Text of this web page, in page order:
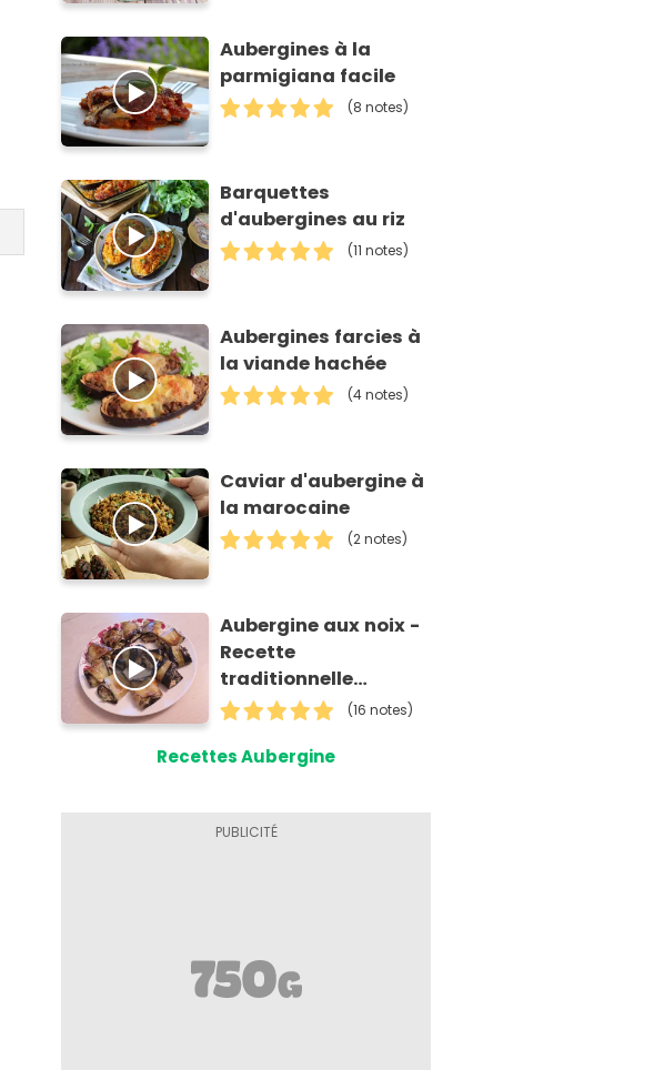
Aubergines à la
parmigiana facile
(8 notes)
Barquettes
d'aubergines au riz
(11 notes)
Aubergines farcies à
la viande hachée
(4 notes)
Caviar d'aubergine à
la marocaine
(2 notes)
Aubergine aux noix -
Recette
traditionnelle
Géorgienne
(16 notes)
Recettes Aubergine